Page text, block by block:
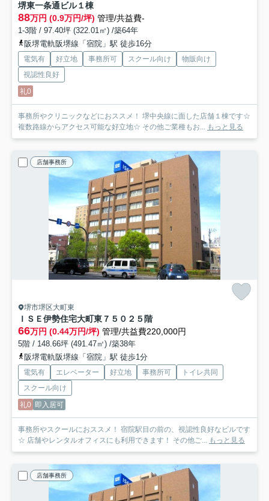
堺東一条通ビル１棟
88万円 (0.9万円/坪) 管理/共益費-
1-3階 / 97.40坪 (322.01㎡) /築64年
阪堺電軌阪堺線「宿院」駅 徒歩16分
電気有 好立地 事務所可 スクール向け
物販向け
視認性良好
礼0
事務所やクリニックなどにおススメ！ 堺中央線に面した店舗１棟です☆
複数路線からアクセス可能な好立地☆ その他ご業種もお... もっと見る
店舗事務所
堺市堺区大町東
ＩＳＥ伊勢住宅大町東７５０２ ５階
66万円 (0.44万円/坪) 管理/共益費220,000円
5階 / 148.66坪 (491.47㎡) /築38年
阪堺電軌阪堺線「宿院」駅 徒歩1分
電気有 エレベーター 好立地 事務所可
トイレ共同
スクール向け
礼0 即入居可
事務所やスクールにおススメ！ 宿院駅目の前の、視認性良好なビルです
☆ 店舗やレンタルオフィスにも利用できます！ その他ご... もっと見る
店舗事務所